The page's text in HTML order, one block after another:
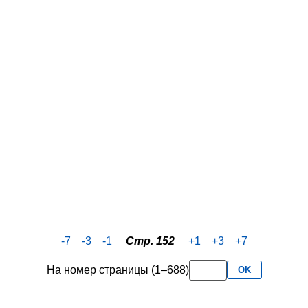
-7 -3 -1 Стр. 152 +1 +3 +7
На номер страницы (1–688) OK